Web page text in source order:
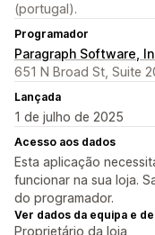
(portugal).
Programador
Paragraph Software,
651 N Broad St, Suite
Lançada
1 de julho de 2025
Acesso aos dados
Esta aplicação
funcionar na sua loja.
do programador.
Ver dados da equipa e
Proprietário da loja